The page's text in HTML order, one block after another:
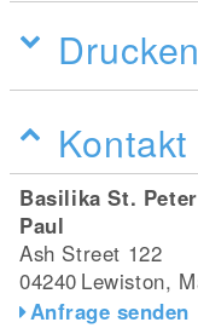
Kontakt
Basilika St.
Paul
Ash Street 122
04240 Lewiston,
Anfrage senden